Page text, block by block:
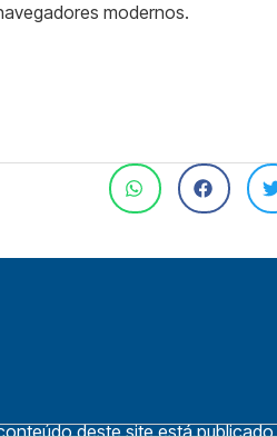
modernos.
deste site está